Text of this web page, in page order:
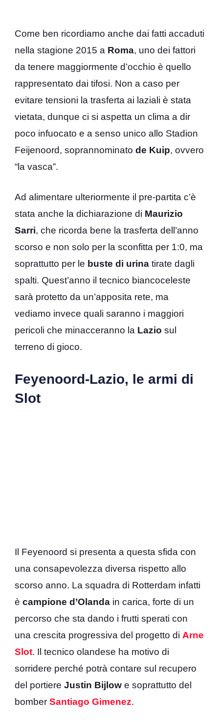
Come ben ricordiamo anche dai fatti accaduti
nella stagione 2015 a Roma, uno dei fattori
da tenere maggiormente d’occhio è quello
rappresentato dai tifosi. Non a caso per
evitare tensioni la trasferta ai laziali è stata
vietata, dunque ci si aspetta un clima a dir
poco infuocato e a senso unico allo Stadion
Feijenoord, soprannominato de Kuip, ovvero
“la vasca”.
Ad alimentare ulteriormente il pre-partita c’è
stata anche la dichiarazione di Maurizio
Sarri, che ricorda bene la trasferta dell’anno
scorso e non solo per la sconfitta per 1:0, ma
soprattutto per le buste di urina tirate dagli
spalti. Quest’anno il tecnico biancoceleste
sarà protetto da un’apposita rete, ma
vediamo invece quali saranno i maggiori
pericoli che minacceranno la Lazio sul
terreno di gioco.
Feyenoord-Lazio, le armi di
Slot
Il Feyenoord si presenta a questa sfida con
una consapevolezza diversa rispetto allo
scorso anno. La squadra di Rotterdam infatti
è campione d’Olanda in carica, forte di un
percorso che sta dando i frutti sperati con
una crescita progressiva del progetto di Arne
Slot. Il tecnico olandese ha motivo di
sorridere perché potrà contare sul recupero
del portiere Justin Bijlow e soprattutto del
bomber Santiago Gimenez.